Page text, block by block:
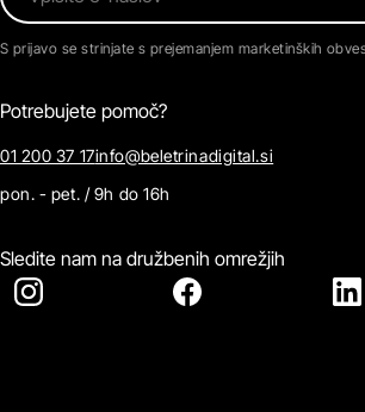
S prijavo se strinjate s prejemanjem marketinških
Potrebujete pomoč?
01 200 37 17info@beletrinadigital.si
pon. - pet. / 9h do 16h
Sledite nam na družbenih omrežjih